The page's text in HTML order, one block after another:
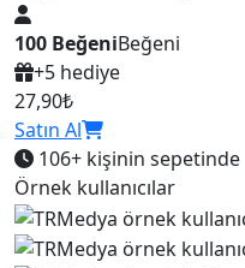
100 BeğeniBeğeni
+5 hediye
27,90₺
Satın Al
106+ kişinin sepetinde
Örnek kullanıcılar